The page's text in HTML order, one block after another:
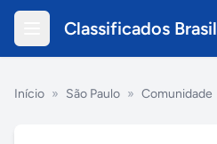
Classificados Brasil
Início » São Paulo » Comunidade